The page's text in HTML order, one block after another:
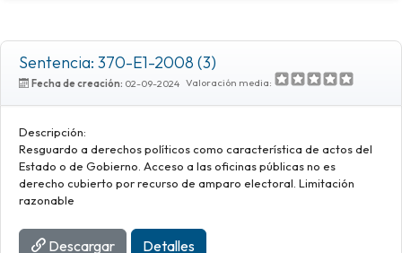
Sentencia: 370-E1-2008 (3)
Fecha de creación: 02-09-2024 Valoración media:
Descripción:
Resguardo a derechos políticos como característica de actos del
Estado o de Gobierno. Acceso a las oficinas públicas no es
derecho cubierto por recurso de amparo electoral. Limitación
razonable
Descargar Detalles